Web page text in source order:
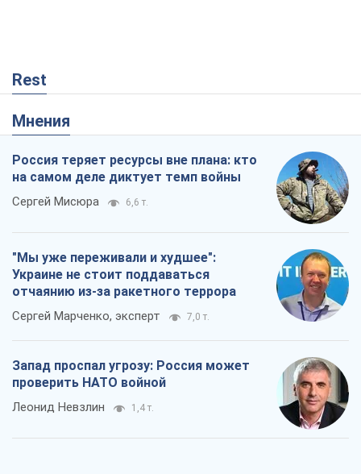
Rest
Мнения
Россия теряет ресурсы вне плана: кто
на самом деле диктует темп войны
Сергей Мисюра 6,6 т.
"Мы уже переживали и худшее":
Украине не стоит поддаваться
отчаянию из-за ракетного террора
Сергей Марченко, эксперт 7,0 т.
Запад проспал угрозу: Россия может
проверить НАТО войной
Леонид Невзлин 1,4 т.